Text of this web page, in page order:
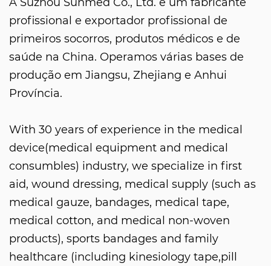
profissional e exportador profissional de
primeiros socorros, produtos médicos e de
saúde na China. Operamos várias bases de
produção em Jiangsu, Zhejiang e Anhui
Província.
With 30 years of experience in the medical
device(medical equipment and medical
consumbles) industry, we specialize in first
aid, wound dressing, medical supply (such as
medical gauze, bandages, medical tape,
medical cotton, and medical non-woven
products), sports bandages and family
healthcare (including kinesiology tape,pill